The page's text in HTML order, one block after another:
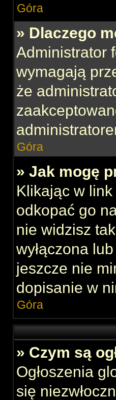
Góra
» Dlaczego
Administrator
wymagają
że
Góra
» Jak mogę
Klikając w
odkopać go
nie widzisz
wyłączona
jeszcze nie
dopisanie w
Góra
» Czym są
Ogłoszenia
się